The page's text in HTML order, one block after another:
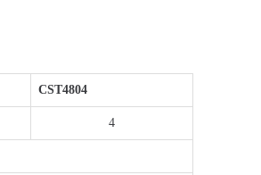
CST4804
4